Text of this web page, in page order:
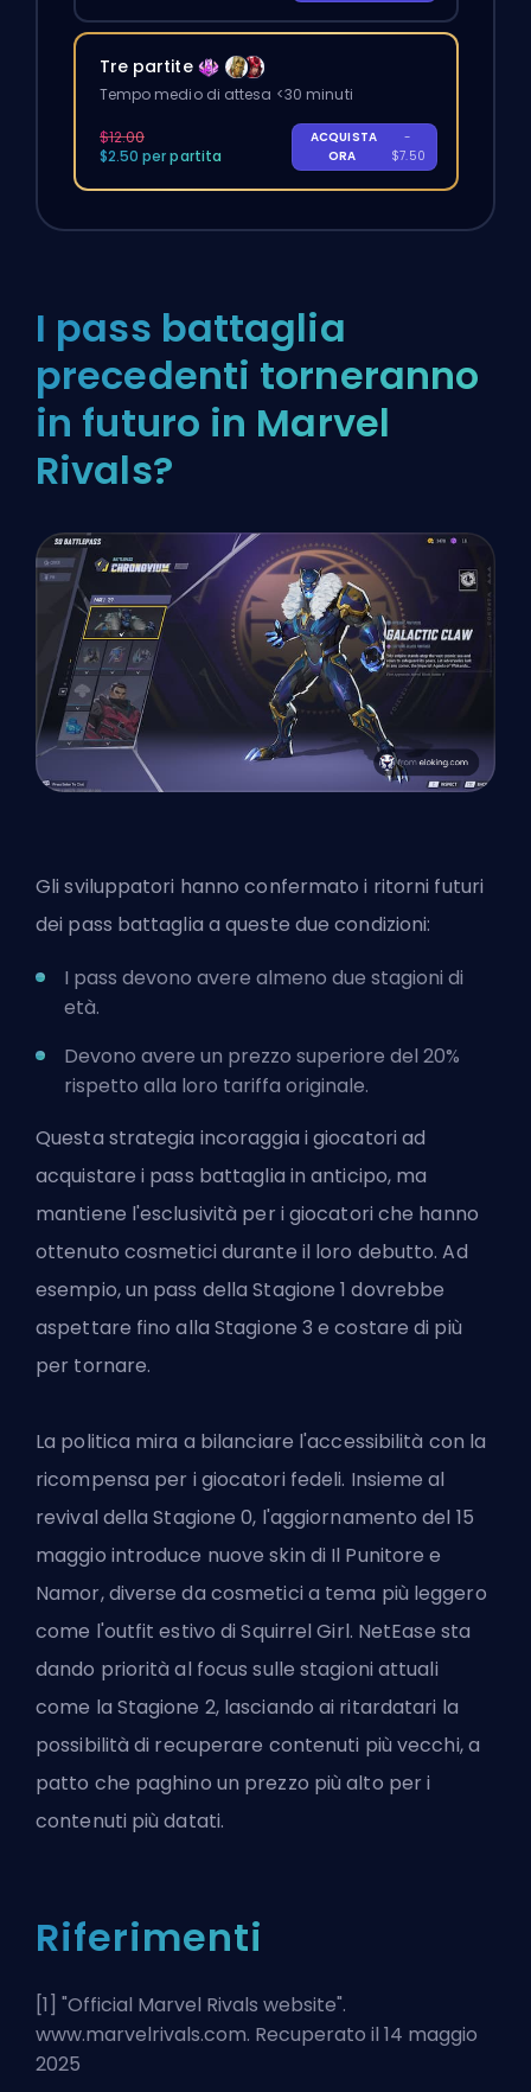
Tre partite
Tempo medio di attesa <30 minuti
$12.00
$2.50 per partita
ACQUISTA
ORA
-
$7.50
I pass battaglia
precedenti torneranno
in futuro in Marvel
Rivals?
Gli sviluppatori hanno confermato i ritorni futuri
dei pass battaglia a queste due condizioni:
I pass devono avere almeno due stagioni di
età.
Devono avere un prezzo superiore del 20%
rispetto alla loro tariffa originale.
Questa strategia incoraggia i giocatori ad
acquistare i pass battaglia in anticipo, ma
mantiene l'esclusività per i giocatori che hanno
ottenuto cosmetici durante il loro debutto. Ad
esempio, un pass della Stagione 1 dovrebbe
aspettare fino alla Stagione 3 e costare di più
per tornare.
La politica mira a bilanciare l'accessibilità con la
ricompensa per i giocatori fedeli. Insieme al
revival della Stagione 0, l'aggiornamento del 15
maggio introduce nuove skin di Il Punitore e
Namor, diverse da cosmetici a tema più leggero
come l'outfit estivo di Squirrel Girl. NetEase sta
dando priorità al focus sulle stagioni attuali
come la Stagione 2, lasciando ai ritardatari la
possibilità di recuperare contenuti più vecchi, a
patto che paghino un prezzo più alto per i
contenuti più datati.
Riferimenti
[1] "Official Marvel Rivals website".
www.marvelrivals.com. Recuperato il 14 maggio
2025